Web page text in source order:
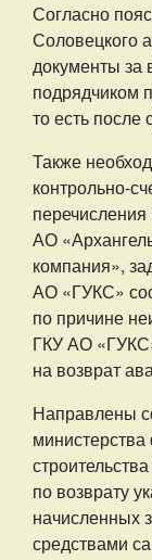
Согласно
Соловецкого
документы за
подрядчиком
то есть после
Также
контрольно-
АО
компания»,
АО «ГУКС»
по причине
ГКУ АО
на возврат
Направлены
по возврату
начисленных
средствами